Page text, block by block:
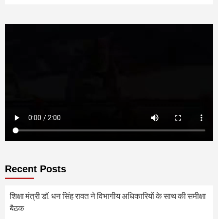
Recent Posts
शिक्षा मंत्री डॉ. धन सिंह रावत ने विभागीय अधिकारियों के साथ की समीक्षा
बैठक